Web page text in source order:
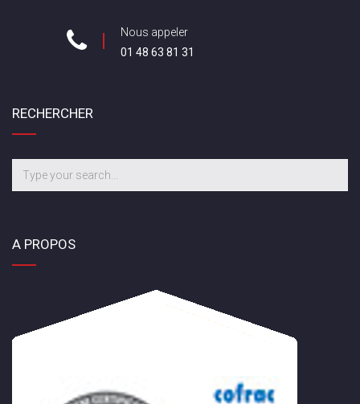
Nous appeler
01 48 63 81 31
RECHERCHER
A PROPOS